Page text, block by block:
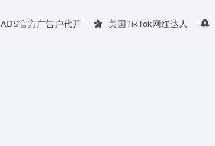
ADS官方广告户代开 美国TikTok网红达人